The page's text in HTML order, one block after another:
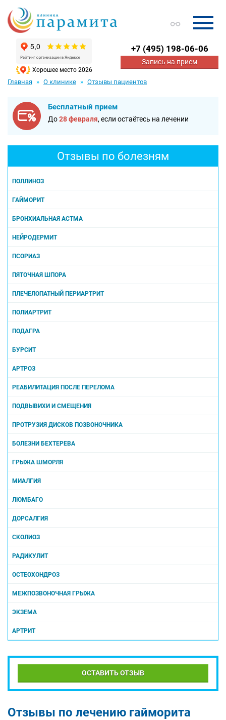
Хорошее место 2026
+7 (495) 198-06-06
Запись на прием
Главная О клинике Отзывы пациентов
Бесплатный прием
До28 февраля, если остаётесь на лечении
Отзывы по болезням
ПОЛЛИНОЗ
ГАЙМОРИТ
БРОНХИАЛЬНАЯ АСТМА
НЕЙРОДЕРМИТ
ПСОРИАЗ
ПЯТОЧНАЯ ШПОРА
ПЛЕЧЕЛОПАТНЫЙ ПЕРИАРТРИТ
ПОЛИАРТРИТ
ПОДАГРА
БУРСИТ
АРТРОЗ
РЕАБИЛИТАЦИЯ ПОСЛЕ ПЕРЕЛОМА
ПОДВЫВИХИ И СМЕЩЕНИЯ
ПРОТРУЗИЯ ДИСКОВ ПОЗВОНОЧНИКА
БОЛЕЗНИ БЕХТЕРЕВА
ГРЫЖА ШМОРЛЯ
МИАЛГИЯ
ЛЮМБАГО
ДОРСАЛГИЯ
СКОЛИОЗ
РАДИКУЛИТ
ОСТЕОХОНДРОЗ
МЕЖПОЗВОНОЧНАЯ ГРЫЖА
ЭКЗЕМА
АРТРИТ
ОСТАВИТЬ ОТЗЫВ
Отзывы по лечению гайморита